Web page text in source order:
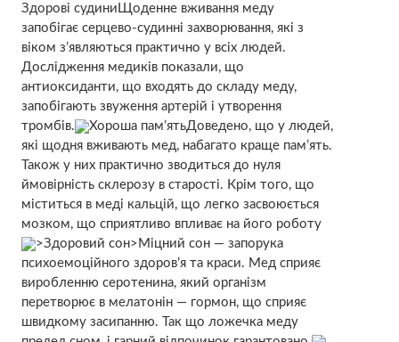
Здорові судиниЩоденне вживання меду
запобігає серцево-судинні захворювання, які з
віком з’являються практично у всіх людей.
Дослідження медиків показали, що
антиоксиданти, що входять до складу меду,
запобігають звуження артерій і утворення
тромбів.
Хороша пам’ятьДоведено, що у людей,
які щодня вживають мед, набагато краще пам’ять.
Також у них практично зводиться до нуля
ймовірність склерозу в старості. Крім того, що
міститься в меді кальцій, що легко засвоюється
мозком, що сприятливо впливає на його роботу
>Здоровий сон>Міцний сон — запорука
психоемоційного здоров’я та краси. Мед сприяє
виробленню серотенина, який організм
перетворює в мелатонін — гормон, що сприяє
швидкому засипанню. Так що ложечка меду